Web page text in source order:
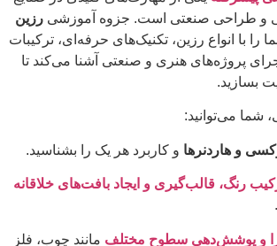
و طراحی صنعتی است. جزوه آموزشی رزین
را با انواع رزین، تکنیک‌های حرفه‌ای، ترکیبات
پروژه‌های هنری و صنعتی آشنا می‌کند تا
بسازید.
شما می‌توانید:
و هاردنرها و کاربرد هر یک را بشناسید.
رنگ، قالب‌گیری و ایجاد بافت‌های خلاقانه
و پوشش‌دهی سطوح مختلف مانند چوب، فلز